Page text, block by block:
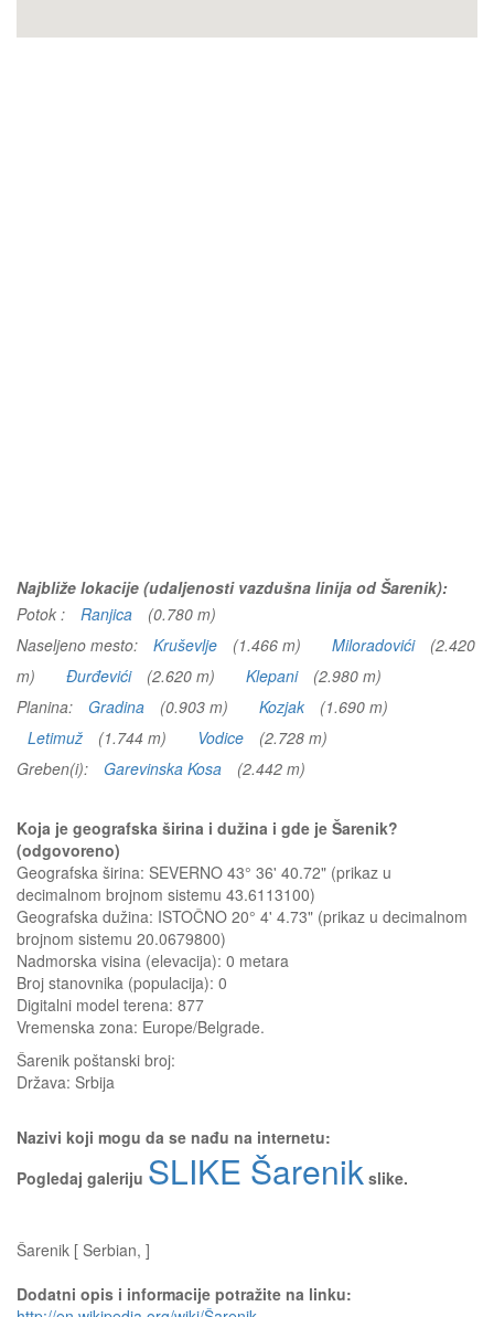
Najbliže lokacije (udaljenosti vazdušna linija od Šarenik):
Potok :
Ranjica
(0.780 m)
Naseljeno mesto:
Kruševlje (1.466 m) Miloradovići
(2.420
m)
Đurđevići (2.620 m) Klepani
(2.980 m)
Planina:
Gradina (0.903 m) Kozjak
(1.690 m)
Letimuž
(1.744 m) Vodice
(2.728 m)
Greben(i):
Garevinska Kosa (2.442 m)
Koja je geografska širina i dužina i gde je Šarenik?
(odgovoreno)
Geografska širina: SEVERNO 43° 36' 40.72" (prikaz u
decimalnom brojnom sistemu 43.6113100)
Geografska dužina: ISTOČNO 20° 4' 4.73" (prikaz u decimalnom
brojnom sistemu 20.0679800)
Nadmorska visina (elevacija): 0 metara
Broj stanovnika (populacija): 0
Digitalni model terena: 877
Vremenska zona: Europe/Belgrade.
Šarenik poštanski broj:
Država: Srbija
Nazivi koji mogu da se nađu na internetu:
Pogledaj galeriju SLIKE Šarenik slike.
Šarenik [ Serbian, ]
Dodatni opis i informacije potražite na linku: